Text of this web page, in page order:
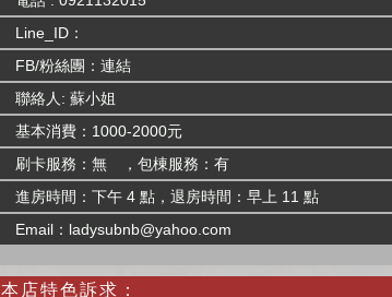
Line_ID：
FB/粉絲團：連結
聯絡人: 蘇小姐
基本消費：1000-2000元
刷卡服務：無 ，包棟服務：有
進房時間：下午 4 點，退房時間：早上 11 點
Email： ladysubnb@yahoo.com
本店特色訴求：